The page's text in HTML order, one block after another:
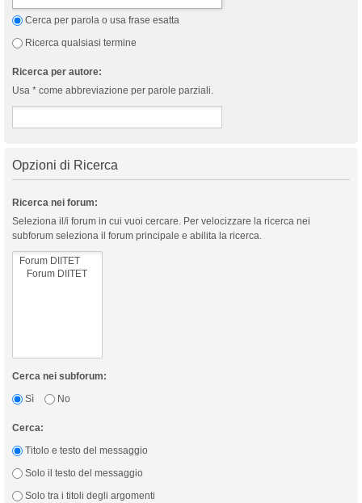
Cerca per parola o usa frase esatta
Ricerca qualsiasi termine
Ricerca per autore:
Usa * come abbreviazione per parole parziali.
Opzioni di Ricerca
Ricerca nei forum:
Seleziona il/i forum in cui vuoi cercare. Per velocizzare la ricerca nei
subforum seleziona il forum principale e abilita la ricerca.
Cerca nei subforum:
Sì
No
Cerca:
Titolo e testo del messaggio
Solo il testo del messaggio
Solo tra i titoli degli argomenti